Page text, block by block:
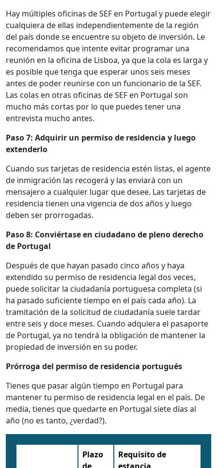
Hay múltiples oficinas de SEF en Portugal y puede elegir
cualquiera de ellas independientemente de la región
del país donde se encuentre su objeto de inversión. Le
recomendamos que intente evitar programar una
reunión en la oficina de Lisboa, ya que la cola es larga y
es posible que tenga que esperar unos seis meses
antes de poder reunirse con un funcionario de la SEF.
Las colas en otras oficinas de SEF en Portugal son
mucho más cortas por lo que puedes tener una
entrevista mucho antes.
Paso 7: Adquirir un permiso de residencia y luego
extenderlo
Cuando sus tarjetas de residencia estén listas, el agente
de inmigración las recogerá y las enviará con un
mensajero a cualquier lugar que desee. Las tarjetas de
residencia tienen una vigencia de dos años y luego
deben ser prorrogadas.
Paso 8: Conviértase en ciudadano de pleno derecho
de Portugal
Después de que hayan pasado cinco años y haya
extendido su permiso de residencia legal dos veces,
puede solicitar la ciudadanía portuguesa completa (si
ha pasado suficiente tiempo en el país cada año). La
tramitación de la solicitud de ciudadanía suele tardar
entre seis y doce meses. Cuando adquiera el pasaporte
de Portugal, ya no tendrá la obligación de mantener la
propiedad de inversión en su poder.
Prórroga del permiso de residencia portugués
Tienes que pasar algún tiempo en Portugal para
mantener tu permiso de residencia legal en el país. De
media, tienes que quedarte en Portugal siete días al
año (no es tanto, ¿verdad?).
Plazo
Requisito de